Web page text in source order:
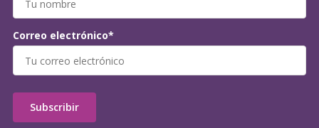
Correo electrónico*
Subscribir